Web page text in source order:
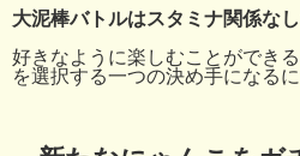
大泥棒バトルはスタミナ関係なし
好きなように楽しむことができ
を選択する一つの決め手になる